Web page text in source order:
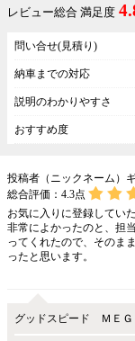
レビュー総合 満足度
問い合せ(見積り)
納車までの対応
説明のわかりやすさ
おすすめ度
投稿者（ニックネーム）
総合評価： 4.3点
お気に入りに登録してい
非常によかったのと、担
ってくれたので、そのま
ったと思います。
グッドスピード ＭＥ